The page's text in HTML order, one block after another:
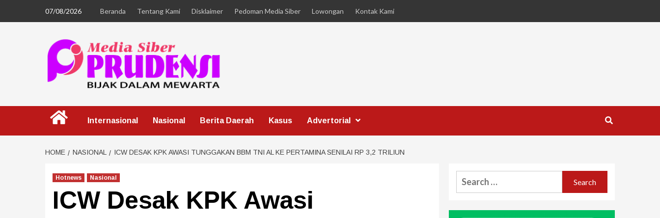
07/08/2026 Beranda Tentang Kami Disklaimer Pedoman Media Siber Lowongan Kontak Kami
Internasional Nasional Berita Daerah Kasus Advertorial
HOME NASIONAL ICW DESAK KPK AWASI TUNGGAKAN BBM TNI AL KE PERTAMINA SENILAI RP 3,2 TRILIUN
Hotnews Nasional
ICW Desak KPK Awasi